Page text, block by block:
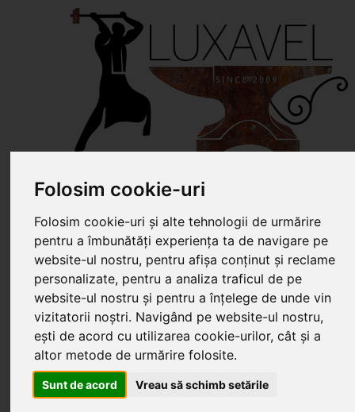
Folosim cookie-uri
Folosim cookie-uri și alte tehnologii de urmărire
pentru a îmbunătăți experiența ta de navigare pe
website-ul nostru, pentru afișa conținut și reclame
personalizate, pentru a analiza traficul de pe
website-ul nostru și pentru a înțelege de unde vin
vizitatorii noștri. Navigând pe website-ul nostru,
ești de acord cu utilizarea cookie-urilor, cât și a
altor metode de urmărire folosite.
Sunt de acord Vreau să schimb setările
Despre noi
Servicii
Gard din fier forjat
(84)
Poarta din fier
forjat (137)
Balustrade din fier
forjat (32)
Porti din fier cu
lemn (47)
Poarta din fier si
Automatizari porti